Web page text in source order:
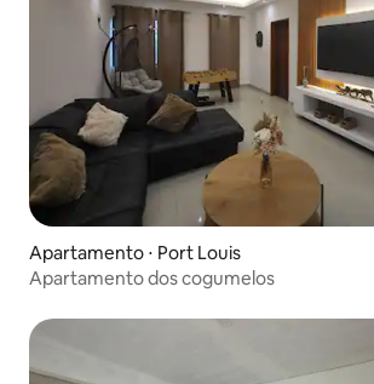
Apartamento ⋅ Port Louis
Apartamento dos cogumelos